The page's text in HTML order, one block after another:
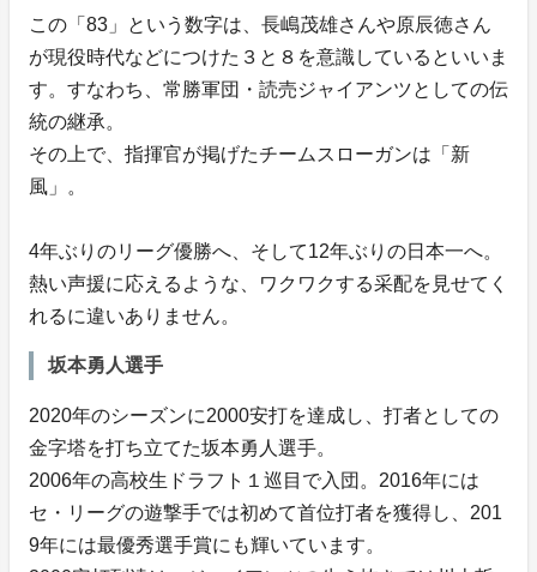
この「83」という数字は、長嶋茂雄さんや原辰徳さん
が現役時代などにつけた３と８を意識しているといいま
す。すなわち、常勝軍団・読売ジャイアンツとしての伝
統の継承。
その上で、指揮官が掲げたチームスローガンは「新
風」。
4年ぶりのリーグ優勝へ、そして12年ぶりの日本一へ。
熱い声援に応えるような、ワクワクする采配を見せてく
れるに違いありません。
坂本勇人選手
2020年のシーズンに2000安打を達成し、打者としての
金字塔を打ち立てた坂本勇人選手。
2006年の高校生ドラフト１巡目で入団。2016年には
セ・リーグの遊撃手では初めて首位打者を獲得し、201
9年には最優秀選手賞にも輝いています。